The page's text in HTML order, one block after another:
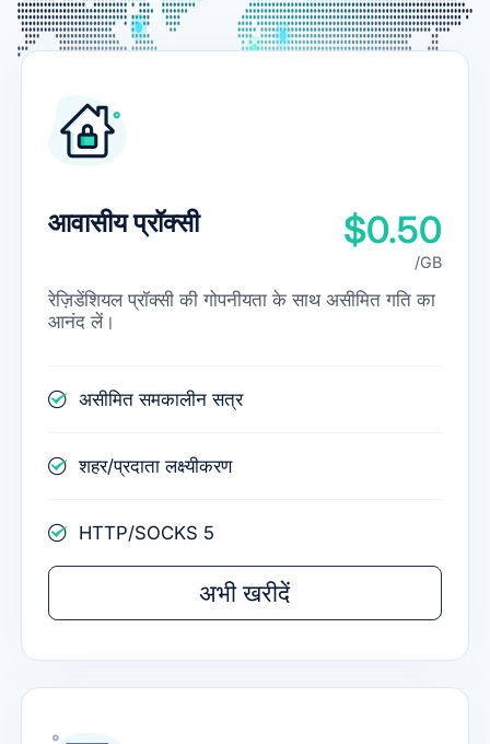
आवासीय प्रॉक्सी $0.50
/GB
रेज़िडेंशियल प्रॉक्सी की गोपनीयता के साथ असीमित गति का
आनंद लें।
असीमित समकालीन सत्र
शहर/प्रदाता लक्ष्यीकरण
HTTP/SOCKS 5
अभी खरीदें